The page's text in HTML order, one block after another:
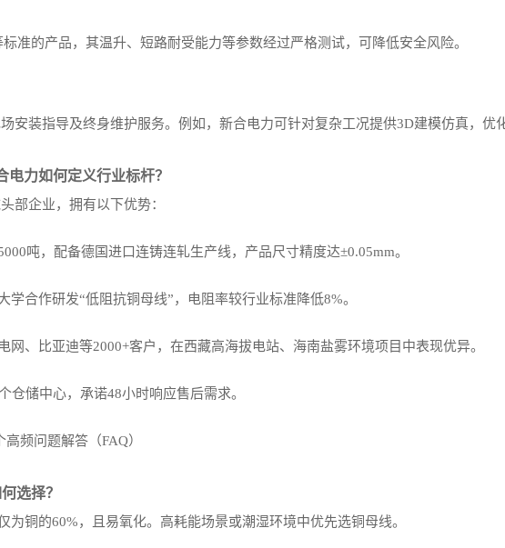
准的产品，其温升、短路耐受能力等参数经过严格测试，可降低安全风险。
安装指导及终身维护服务。例如，新合电力可针对复杂工况提供3D建模仿真，优
电力如何定义行业标杆？
部企业，拥有以下优势：
吨，配备德国进口连铸连轧生产线，产品尺寸精度达±0.05mm。
合作研发“低阻抗铜母线”，电阻率较行业标准降低8%。
、比亚迪等2000+客户，在西藏高海拔电站、海南盐雾环境项目中表现优异。
储中心，承诺48小时响应售后需求。
频问题解答（FAQ）
选择？
为铜的60%，且易氧化。高耗能场景或潮湿环境中优先选铜母线。